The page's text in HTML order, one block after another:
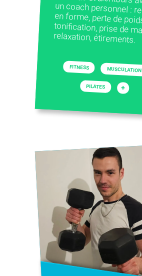
relaxation, étirements.
FITNESS MUSCULATION
PILATES +